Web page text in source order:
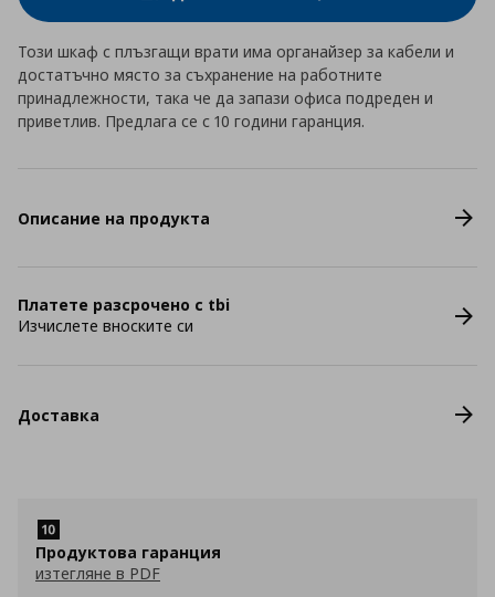
Този шкаф с плъзгащи врати има органайзер за кабели и
достатъчно място за съхранение на работните
принадлежности, така че да запази офиса подреден и
приветлив. Предлага се с 10 години гаранция.
Описание на продукта
Платете разсрочено с tbi
Изчислете вноските си
Доставка
Продуктова гаранция
изтегляне в PDF